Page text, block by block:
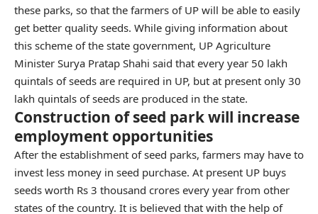
these parks, so that the farmers of UP will be able to easily
get better quality seeds. While giving information about
this scheme of the state government, UP Agriculture
Minister Surya Pratap Shahi said that every year 50 lakh
quintals of seeds are required in UP, but at present only 30
lakh quintals of seeds are produced in the state.
Construction of seed park will increase
employment opportunities
After the establishment of seed parks, farmers may have to
invest less money in seed purchase. At present UP buys
seeds worth Rs 3 thousand crores every year from other
states of the country. It is believed that with the help of